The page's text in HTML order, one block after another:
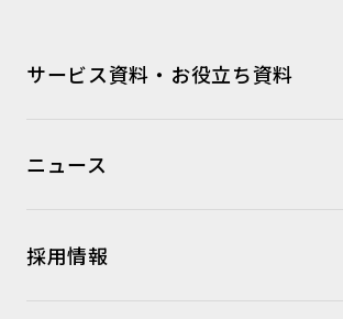
サービス資料・お役立ち資料
ニュース
採用情報